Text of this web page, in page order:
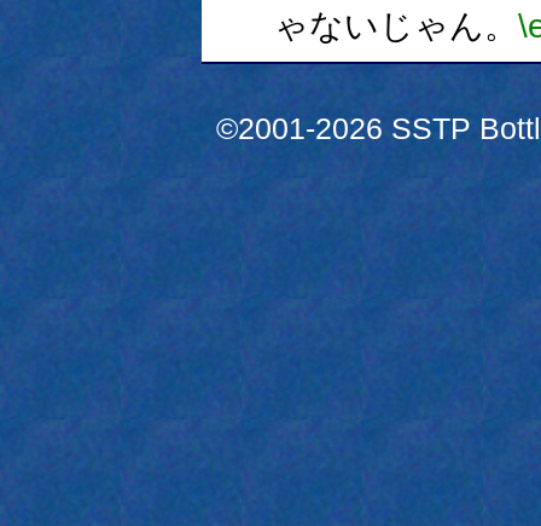
ゃないじゃん。
©2001-2026 SSTP